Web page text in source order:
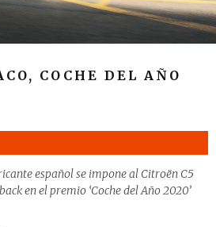
COCHE DEL AÑO
español se impone al Citroën C5
en el premio ‘Coche del Año 2020’